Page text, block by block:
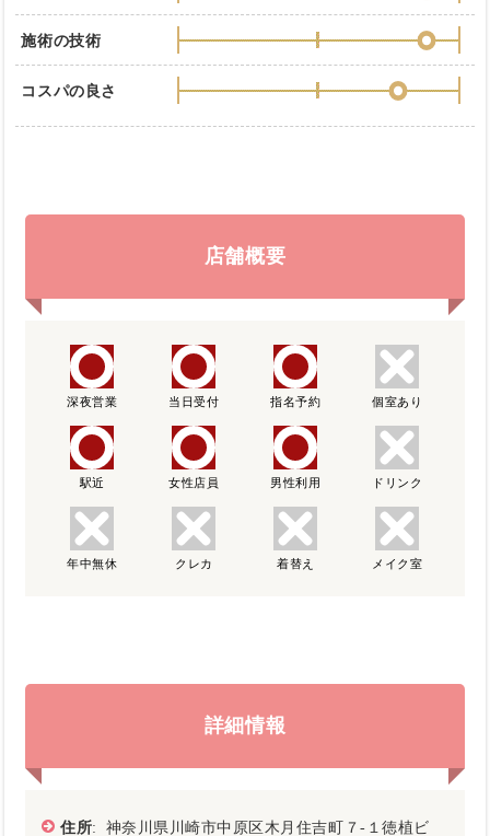
施術の技術
コスパの良さ
店舗概要
深夜営業 当日受付 指名予約 個室あり
駅近 女性店員 男性利用 ドリンク
年中無休 クレカ 着替え メイク室
詳細情報
住所: 神奈川県川崎市中原区木月住吉町７-１徳植ビ